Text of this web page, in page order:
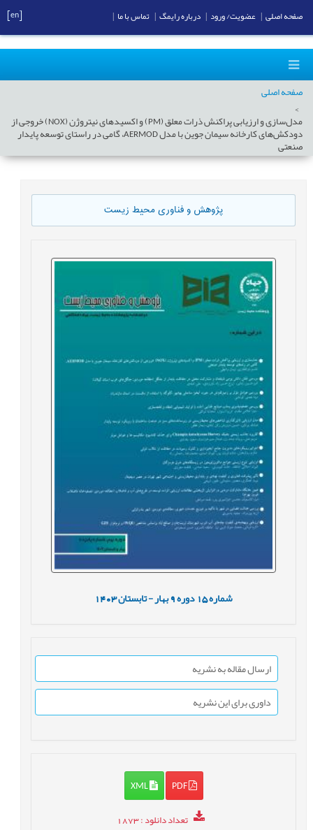
صفحه اصلی
مدل‌سازی و ارزیابی پراکنش ذرات معلق (PM) و اکسیدهای نیتروژن (NOX) خروجی از
دودکش‌های کارخانه سیمان جوین با مدل AERMOD، گامی در راستای توسعه پایدار
صنعتی
پژوهش و فناوری محیط زیست
شماره15 دوره9 بهار - تابستان1403
ارسال مقاله به نشریه
داوری برای این نشریه
PDF
XML
تعداد دانلود: 1873
صفحه اصلی عضویت/ ورود درباره رایمگ تماس با ما